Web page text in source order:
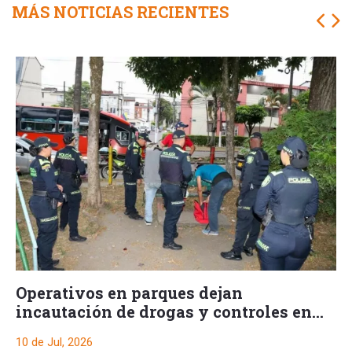
MÁS NOTICIAS RECIENTES
Operativos en parques dejan
incautación de drogas y controles en
10 de Jul, 2026